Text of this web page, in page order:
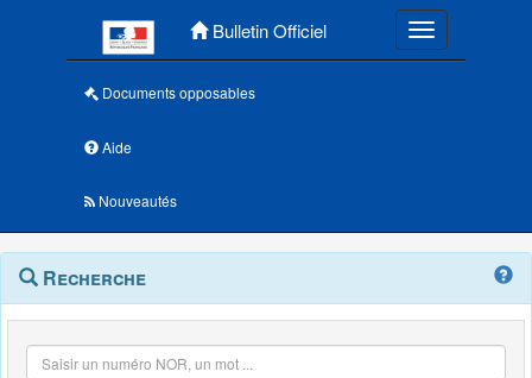
Bulletin Officiel Toggle
Documents opposables
Aide
Nouveautés
Navigation
outils
Menu
contextuel
Recherche